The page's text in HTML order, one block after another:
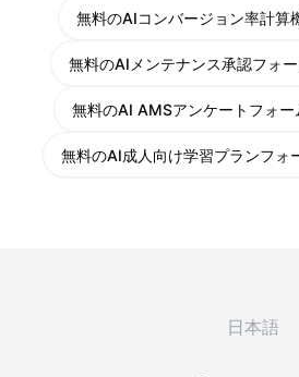
無料のAIコンバージョン率計算
無料のAIメンテナンス承認フォ
無料のAI AMSアンケートフォー
無料のAI成人向け学習プランフォ
言語を変更